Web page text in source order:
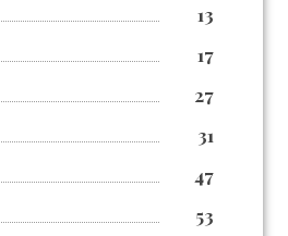
13
17
27
31
47
53